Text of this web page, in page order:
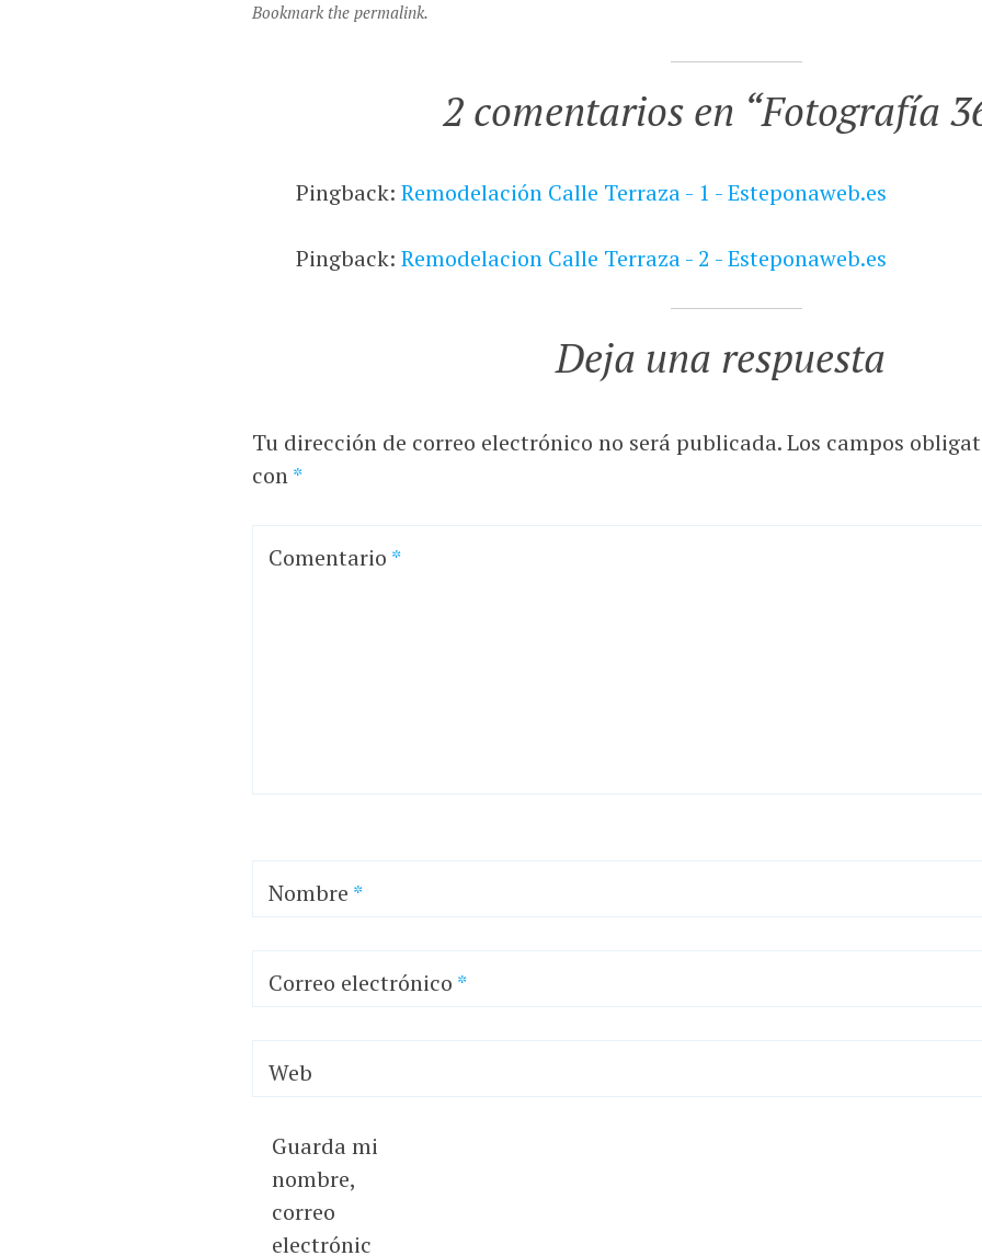
Bookmark the permalink.
2 comentarios en “Fotografía
Pingback: Remodelación Calle Terraza - 1 - Esteponaweb.es
Pingback: Remodelacion Calle Terraza - 2 - Esteponaweb.es
Deja una respuesta
Tu dirección de correo electrónico no será publicada. Los campos
con*
Comentario *
Nombre *
Correo electrónico *
Web
Guarda mi
nombre,
correo
electrónic